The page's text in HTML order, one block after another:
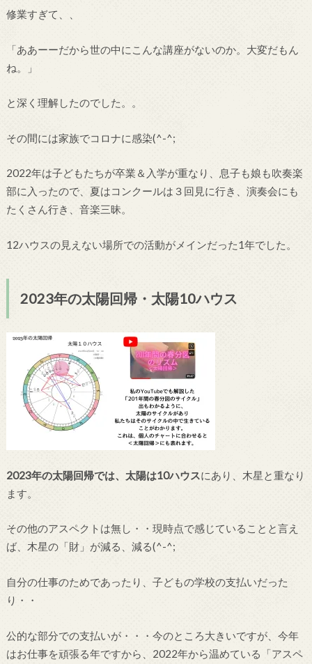
修業すぎて、、
「ああーーだから世の中にこんな講座がないのか。大変だもん
ね。」
と深く理解したのでした。。
その間には家族でコロナに感染(^-^;
2022年は子どもたちが卒業＆入学が重なり、息子も娘も吹奏楽
部に入ったので、夏はコンクールは３回見に行き、演奏会にも
たくさん行き、音楽三昧。
12ハウスの見えない場所での活動がメインだった1年でした。
2023年の太陽回帰・太陽10ハウス
2023年の太陽回帰では、太陽は10ハウスにあり、木星と重なり
ます。
その他のアスペクトは無し・・現時点で感じていることと言え
ば、木星の「財」が減る、減る(^-^;
自分の仕事のためであったり、子どもの学校の支払いだった
り・・
公的な部分での支払いが・・・今のところ大きいですが、今年
はお仕事を頑張る年ですから、2022年から温めている「アスペ